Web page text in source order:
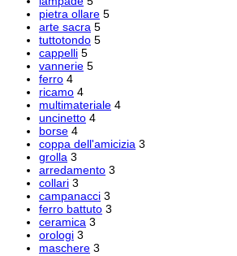
pietra ollare 5
arte sacra 5
tuttotondo 5
cappelli 5
vannerie 5
ferro 4
ricamo 4
multimateriale 4
uncinetto 4
borse 4
coppa dell'amicizia 3
grolla 3
arredamento 3
collari 3
campanacci 3
ferro battuto 3
ceramica 3
orologi 3
maschere 3